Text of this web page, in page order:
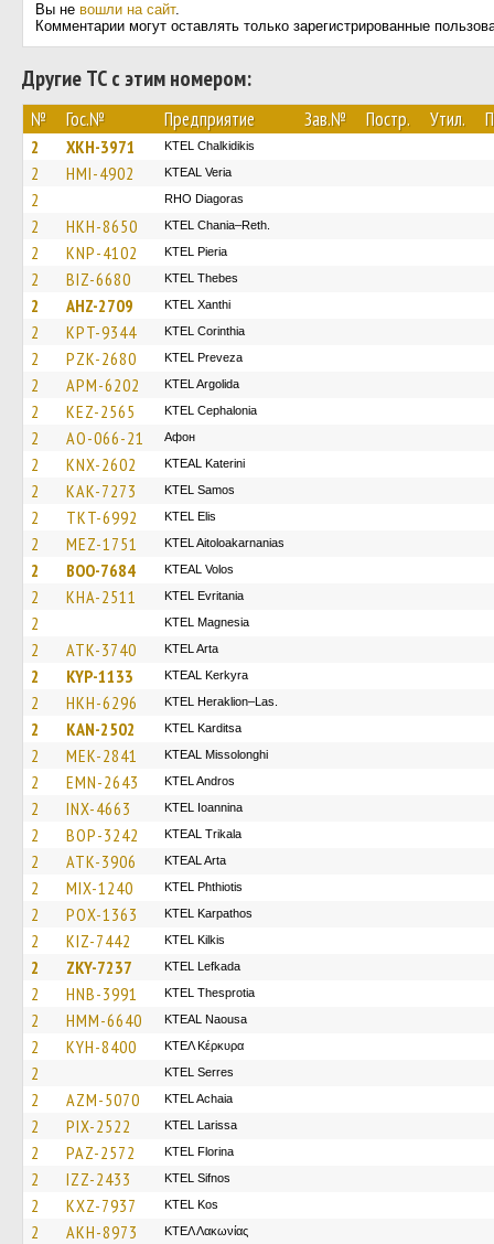
Вы не вошли на сайт.
Комментарии могут оставлять только зарегистрированные
Другие ТС с этим номером:
№ Гос.№ Предприятие Зав.№ Постр. Утил.
2 XKH-3971 ΚΤΕL Chalkidikis
2 HMI-4902 KTEAL Veria
2 RHO Diagoras
2 HKH-8650 KTEL Chania–Reth.
2 KNP-4102 KTEL Pieria
2 BIZ-6680 KTEL Thebes
2 AHZ-2709 KTEL Xanthi
2 KPT-9344 KTEL Corinthia
2 PZK-2680 KTEL Preveza
2 APM-6202 KTEL Argolida
2 KEZ-2565 KTEL Cephalonia
2 AO-066-21 Афон
2 KNX-2602 KTEAL Katerini
2 KAK-7273 KTEL Samos
2 TKT-6992 KTEL Elis
2 MEZ-1751 KTEL Aitoloakarnanias
2 BOO-7684 KTEAL Volos
2 KHA-2511 ΚΤΕL Evritania
2 ΚΤΕL Magnesia
2 ATK-3740 KTEL Arta
2 KYP-1133 KTEAL Kerkyra
2 HKH-6296 KTEL Heraklion–Las.
2 KAN-2502 ΚΤΕL Karditsa
2 MEK-2841 KTEAL Missolonghi
2 EMN-2643 KTEL Andros
2 INX-4663 KTEL Ioannina
2 BOP-3242 KTEAL Trikala
2 ATK-3906 KTEAL Arta
2 MIX-1240 ΚΤΕL Phthiotis
2 POX-1363 ΚΤΕL Karpathos
2 KIZ-7442 KTEL Kilkis
2 ZKY-7237 KTEL Lefkada
2 HNB-3991 KTEL Thesprotia
2 HMM-6640 KTEAL Naousa
2 KYH-8400 ΚΤΕΛ Κέρκυρα
2 KTEL Serres
2 AZM-5070 KTEL Achaia
2 PIX-2522 KTEL Larissa
2 PAZ-2572 KTEL Florina
2 IZZ-2433 KTEL Sifnos
2 KXZ-7937 KTEL Kos
2 AKH-8973 ΚΤΕΛ Λακωνίας